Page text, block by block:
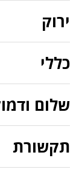
ירוק
כללי
שלום
תקשורת